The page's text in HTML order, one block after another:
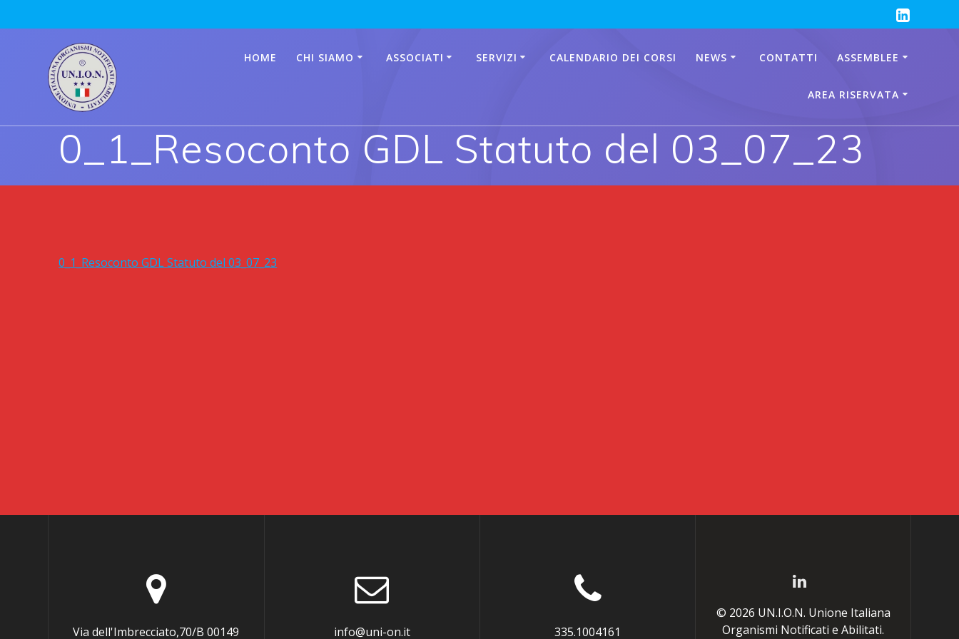
to
HOME CHI SIAMO ASSOCIATI SERVIZI CALENDARIO DEI CORSI NEWS CONTATTI ASSEMBLEE
AREA RISERVATA
0_1_Resoconto GDL Statuto del 03_07_23
0_1_Resoconto GDL Statuto del 03_07_23
Via dell'Imbrecciato,70/B 00149 info@uni-on.it 335.1004161
© 2026 UN.I.O.N. Unione Italiana
Organismi Notificati e Abilitati.